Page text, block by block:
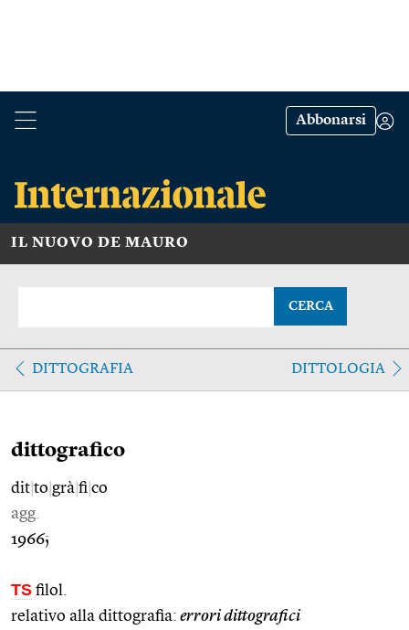
Abbonarsi
IL NUOVO DE MAURO
CERCA
DITTOGRAFIA DITTOLOGIA
dittografico
dit to grà fi co
agg.
1966;
TS filol.
relativo alla dittografia: errori dittografici